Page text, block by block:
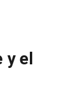
y el